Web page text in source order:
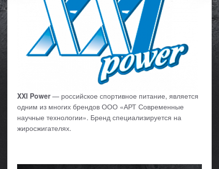
XXI Power— российское спортивное питание, является
одним из многих брендов ООО «АРТ Современные
научные технологии». Бренд специализируется на
жиросжигателях.